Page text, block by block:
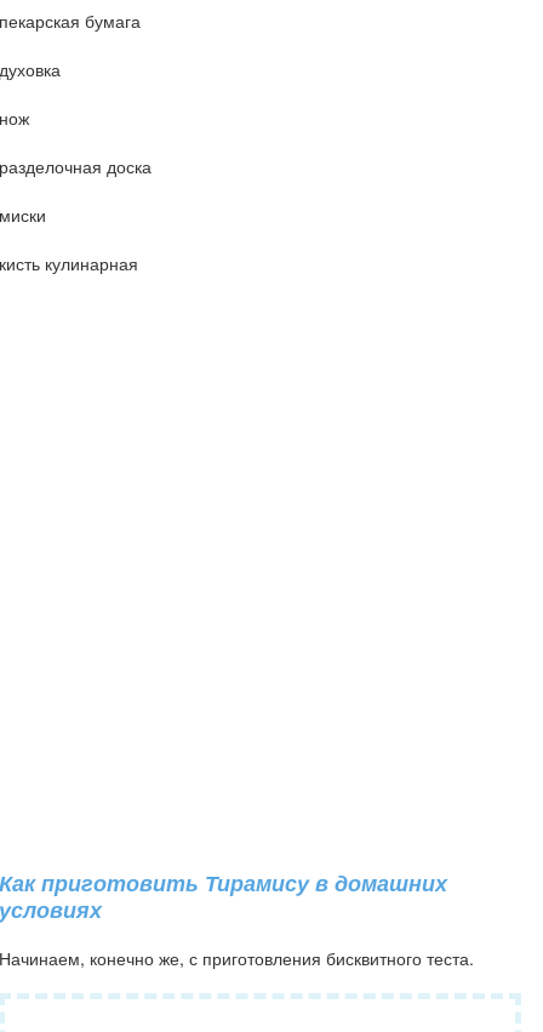
пекарская бумага
духовка
нож
разделочная доска
миски
кисть кулинарная
Как приготовить Тирамису в домашних
условиях
Начинаем, конечно же, с приготовления бисквитного теста.